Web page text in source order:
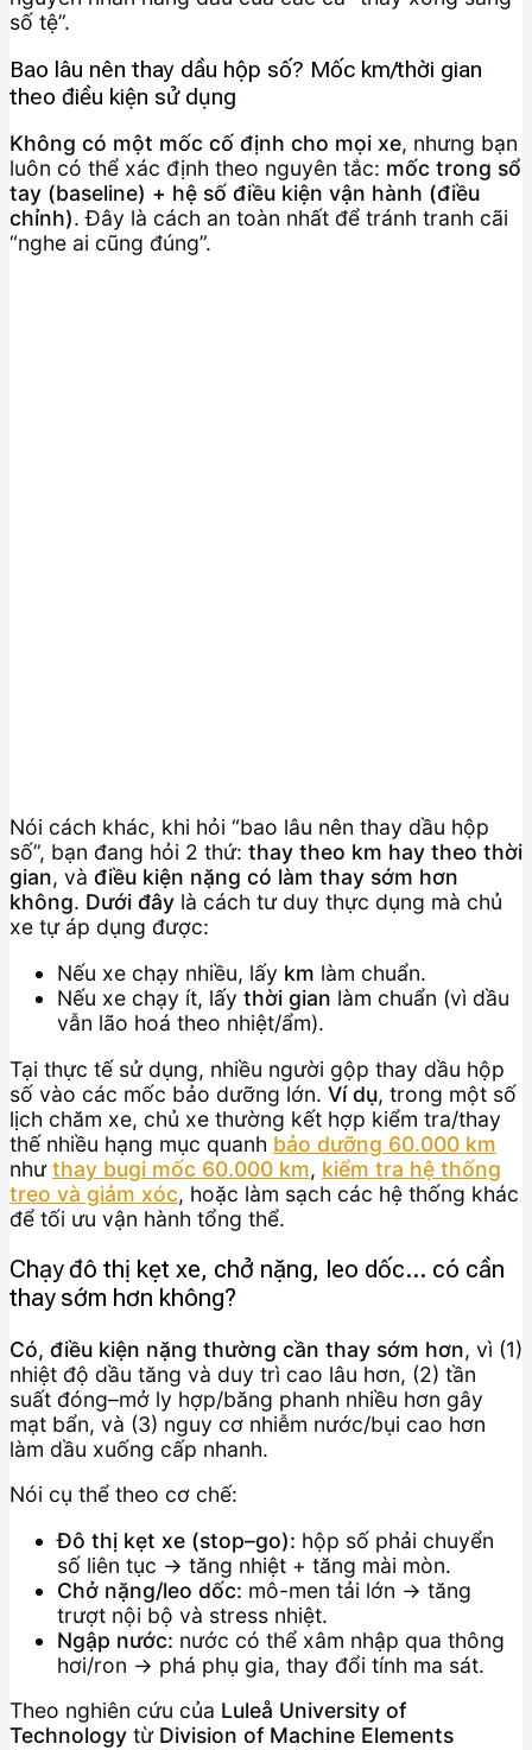
số tệ”.
Bao lâu nên thay dầu hộp số? Mốc km/thời gian
theo điều kiện sử dụng
Không có một mốc cố định cho mọi xe, nhưng bạn
luôn có thể xác định theo nguyên tắc: mốc trong sổ
tay (baseline) + hệ số điều kiện vận hành (điều
chỉnh). Đây là cách an toàn nhất để tránh tranh cãi
“nghe ai cũng đúng”.
Nói cách khác, khi hỏi “bao lâu nên thay dầu hộp
số”, bạn đang hỏi 2 thứ: thay theo km hay theo thời
gian, và điều kiện nặng có làm thay sớm hơn
không. Dưới đây là cách tư duy thực dụng mà chủ
xe tự áp dụng được:
Nếu xe chạy nhiều, lấy km làm chuẩn.
Nếu xe chạy ít, lấy thời gian làm chuẩn (vì dầu
vẫn lão hoá theo nhiệt/ẩm).
Tại thực tế sử dụng, nhiều người gộp thay dầu hộp
số vào các mốc bảo dưỡng lớn. Ví dụ, trong một số
lịch chăm xe, chủ xe thường kết hợp kiểm tra/thay
thế nhiều hạng mục quanh bảo dưỡng 60.000 km
nhưthay bugi mốc 60.000 km, kiểm tra hệ thống
treo và giảm xóc, hoặc làm sạch các hệ thống khác
để tối ưu vận hành tổng thể.
Chạy đô thị kẹt xe, chở nặng, leo dốc… có cần
thay sớm hơn không?
Có, điều kiện nặng thường cần thay sớm hơn, vì (1)
nhiệt độ dầu tăng và duy trì cao lâu hơn, (2) tần
suất đóng–mở ly hợp/băng phanh nhiều hơn gây
mạt bẩn, và (3) nguy cơ nhiễm nước/bụi cao hơn
làm dầu xuống cấp nhanh.
Nói cụ thể theo cơ chế:
Đô thị kẹt xe (stop–go): hộp số phải chuyển
số liên tục → tăng nhiệt + tăng mài mòn.
Chở nặng/leo dốc: mô-men tải lớn → tăng
trượt nội bộ và stress nhiệt.
Ngập nước: nước có thể xâm nhập qua thông
hơi/ron → phá phụ gia, thay đổi tính ma sát.
Theo nghiên cứu của Luleå University of
Technology từ Division of Machine Elements